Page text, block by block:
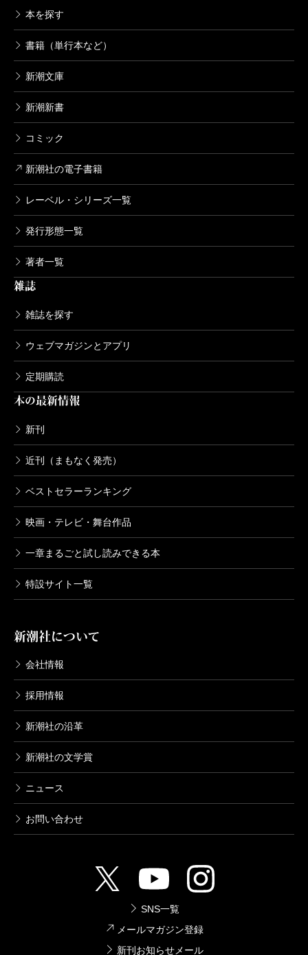
本を探す
書籍（単行本など）
新潮文庫
新潮新書
コミック
新潮社の電子書籍
レーベル・シリーズ一覧
発行形態一覧
著者一覧
雑誌
雑誌を探す
ウェブマガジンとアプリ
定期購読
本の最新情報
新刊
近刊（まもなく発売）
ベストセラーランキング
映画・テレビ・舞台作品
一章まるごと試し読みできる本
特設サイト一覧
新潮社について
会社情報
採用情報
新潮社の沿革
新潮社の文学賞
ニュース
お問い合わせ
SNS一覧
メールマガジン登録
新刊お知らせメール